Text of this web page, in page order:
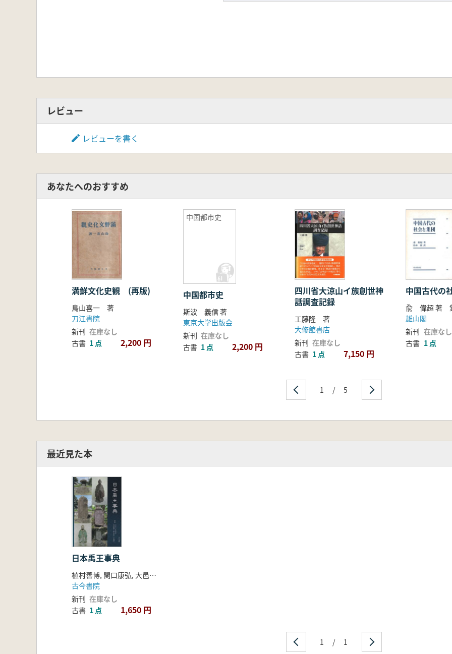
レビュー
レビューを書く
あなたへのおすすめ
満鮮文化史観 (再版)
鳥山喜一 著
刀江書院
新刊 在庫なし
古書 1 点 2,200 円
中国都市史
中国都市史
斯波 義信 著
東京大学出版会
新刊 在庫なし
古書 1 点 2,200 円
四川省大涼山イ族創世神
話調査記録
工藤隆 著
大修館書店
新刊 在庫なし
古書 1 点 7,150 円
中国古代の
兪 偉超 著
雄山閣
新刊 在庫なし
古書 1 点
1 / 5
最近見た本
日本禹王事典
植村善博, 関口康弘, 大邑潤三 著
古今書院
新刊 在庫なし
古書 1 点 1,650 円
1 / 1